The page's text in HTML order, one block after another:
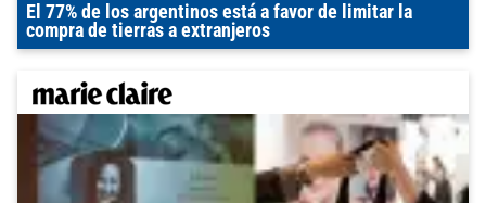
El 77% de los argentinos está a favor de limitar la
compra de tierras a extranjeros